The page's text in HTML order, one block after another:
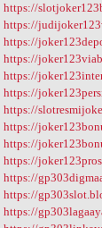
https://
https://
https://
https://
https://
https://
https://
https://
https://
https://
https://
https://
https://